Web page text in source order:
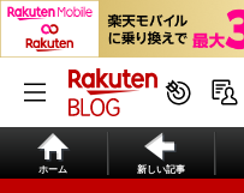
ホーム 新しい記事